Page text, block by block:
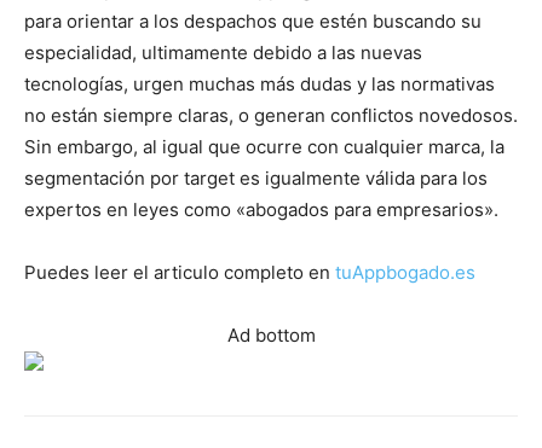
para orientar a los despachos que estén buscando su
especialidad, ultimamente debido a las nuevas
tecnologías, urgen muchas más dudas y las normativas
no están siempre claras, o generan conflictos novedosos.
Sin embargo, al igual que ocurre con cualquier marca, la
segmentación por target es igualmente válida para los
expertos en leyes como «abogados para empresarios».
Puedes leer el articulo completo en tuAppbogado.es
Ad bottom